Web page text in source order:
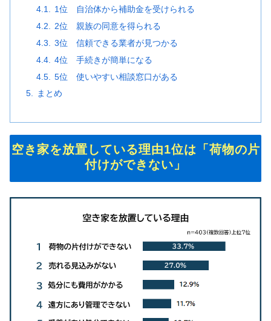
1位 自治体から補助金を受けられる
2位 親族の同意を得られる
3位 信頼できる業者が見つかる
4位 手続きが簡単になる
5位 使いやすい相談窓口がある
まとめ
空き家を放置している理由1位は「荷物の片
付けができない」